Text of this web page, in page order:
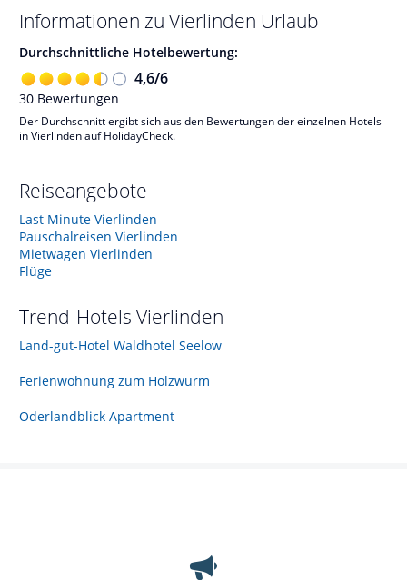
Informationen zu Vierlinden Urlaub
Durchschnittliche Hotelbewertung:
4,6/6
30 Bewertungen
Der Durchschnitt ergibt sich aus den Bewertungen der einzelnen Hotels
in Vierlinden auf HolidayCheck.
Reiseangebote
Last Minute Vierlinden
Pauschalreisen Vierlinden
Mietwagen Vierlinden
Flüge
Trend-Hotels Vierlinden
Land-gut-Hotel Waldhotel Seelow
Ferienwohnung zum Holzwurm
Oderlandblick Apartment